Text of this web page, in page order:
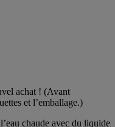
achat ! (Avant
et l’emballage.)
chaude avec du liquide